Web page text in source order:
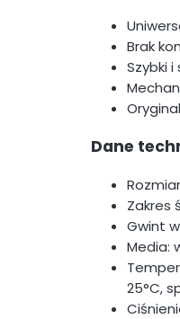
Brak
Szybki
Dane
Zakres
Gwint
Media:
25°C,